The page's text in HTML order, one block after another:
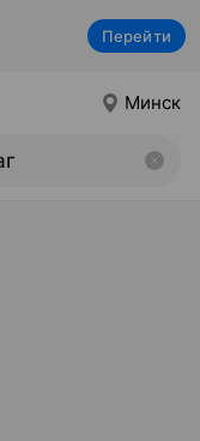
Перейти
Минск